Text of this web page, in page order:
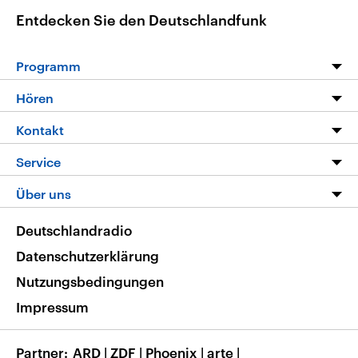
Entdecken Sie den Deutschlandfunk
Programm
Programm
Die Nachrichten
Nachrichtenleicht
Neue Beiträge auf dlf.de
Hören
Livestream
Podcasts
Deutschlandfunk App
Nachrichten App
Frequenzen
Kontakt
Hörerservice
Service
FAQ
Veranstaltungen
Musikliste
RSS
Über uns
Barrierefreiheit
Deutschlandradio
Datenschutzerklärung
Nutzungsbedingungen
Impressum
Partner ARD | ZDF | Phoenix | arte |